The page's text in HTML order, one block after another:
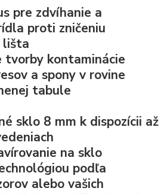
pre zdvíhanie a
proti zničeniu
lišta
tvorby kontaminácie
a spony v rovine
tabule
sklo 8 mm k dispozícii až
na sklo
podľa
alebo vašich